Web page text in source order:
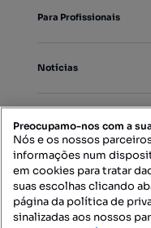
Para Profissionais
Notícias
Mapa do Site
Contacte-nos
Preocupamo-nos com a
Nós e os nossos
informações num
em cookies para tratar
suas escolhas clicando
página da política de
sinalizadas aos nossos